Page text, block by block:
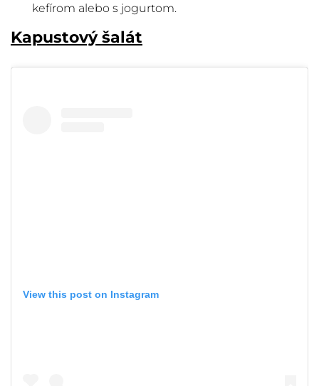
kefírom alebo s jogurtom.
Kapustový šalát
View this post on Instagram